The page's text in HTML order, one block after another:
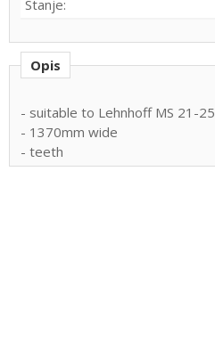
Stanje:
Opis
- suitable to Lehnhoff MS 21-25
- 1370mm wide
- teeth